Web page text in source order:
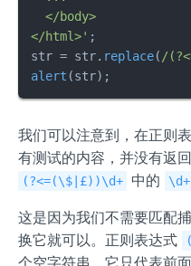
  </body>
</html>' ;
str = str. replace(/
alert (str);
我们可以注意到，在正则
有测试的内容，并没有返
(?<=(\$|£))\d+ 中的 \d+
这是因为我们不需要匹配
换它就可以。正则表达式